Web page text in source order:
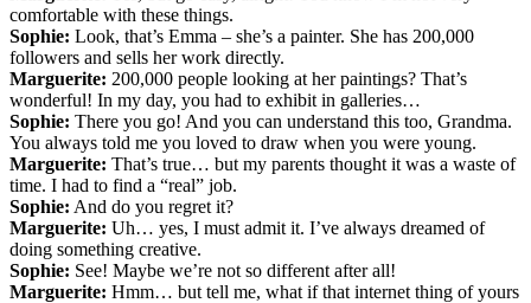
comfortable with these things.
Sophie: Look, that’s Emma – she’s a painter. She has 200,000
followers and sells her work directly.
Marguerite: 200,000 people looking at her paintings? That’s
wonderful! In my day, you had to exhibit in galleries…
Sophie: There you go! And you can understand this too, Grandma.
You always told me you loved to draw when you were young.
Marguerite: That’s true… but my parents thought it was a waste of
time. I had to find a “real” job.
Sophie: And do you regret it?
Marguerite: Uh… yes, I must admit it. I’ve always dreamed of
doing something creative.
Sophie: See! Maybe we’re not so different after all!
Marguerite: Hmm… but tell me, what if that internet thing of yours